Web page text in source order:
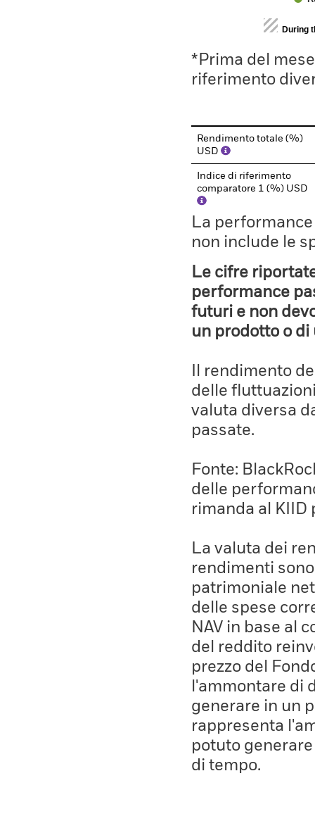
End of interactive chart.
During
*Prima del
riferimento
Rendimento totale (%)
USD
Indice di riferimento
comparatore 1 (%) USD
La
non include le
Le cifre
performance
futuri e non
un prodotto o di
Il rendimento
delle
valuta diversa
passate.
Fonte:
delle
rimanda al KIID
La valuta dei
rendimenti
patrimoniale
delle spese
NAV in base al
del reddito
prezzo del
l'ammontare di
generare in un
rappresenta
potuto
di tempo.